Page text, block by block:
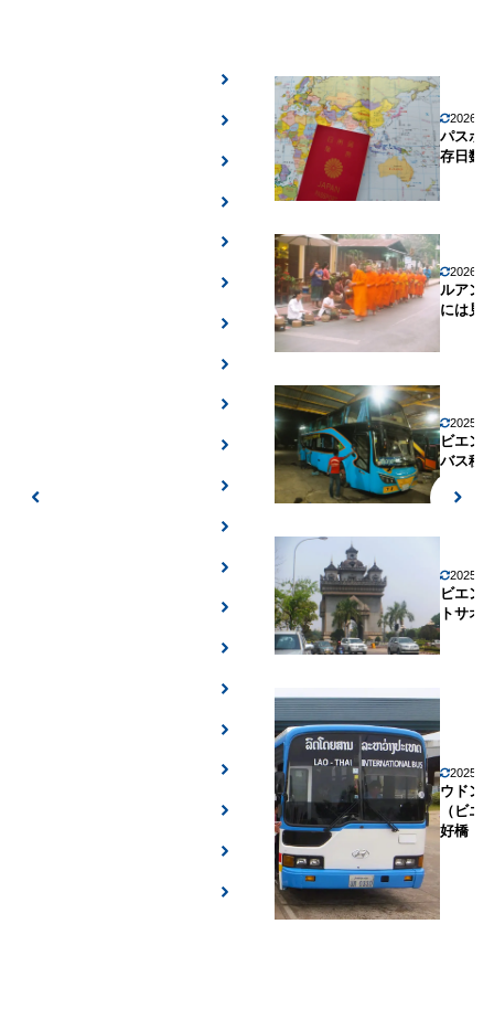
2026年
パスポ
存日数
2026年
ルアン
には見
2025年
ビエン
バス移
2025年
ビエン
トサオ
2025年
ウドン
（ビ
好橋